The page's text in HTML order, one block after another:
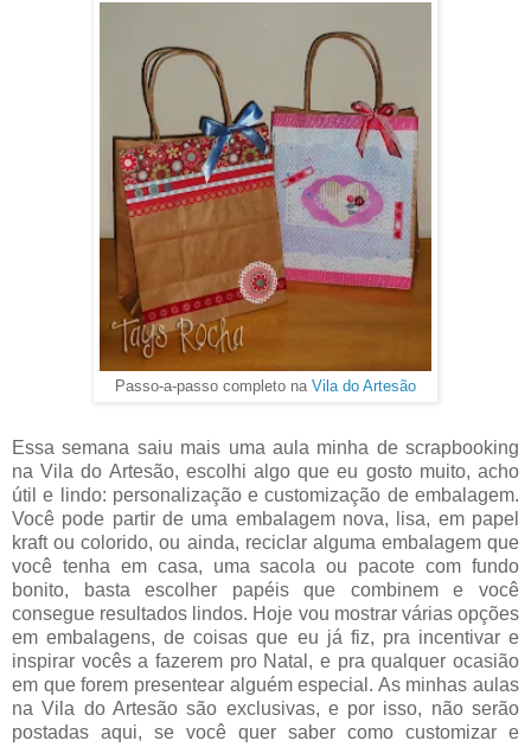
Passo-a-passo completo na Vila do Artesão
Essa semana saiu mais uma aula minha de scrapbooking
na Vila do Artesão, escolhi algo que eu gosto muito, acho
útil e lindo: personalização e customização de embalagem.
Você pode partir de uma embalagem nova, lisa, em papel
kraft ou colorido, ou ainda, reciclar alguma embalagem que
você tenha em casa, uma sacola ou pacote com fundo
bonito, basta escolher papéis que combinem e você
consegue resultados lindos. Hoje vou mostrar várias opções
em embalagens, de coisas que eu já fiz, pra incentivar e
inspirar vocês a fazerem pro Natal, e pra qualquer ocasião
em que forem presentear alguém especial. As minhas aulas
na Vila do Artesão são exclusivas, e por isso, não serão
postadas aqui, se você quer saber como customizar e